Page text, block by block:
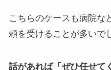
こちらのケースも病院な
頼を受けることが多いで
話があれば「ぜひ任せて